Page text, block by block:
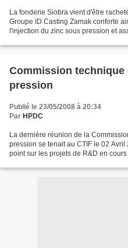
La fonderie Siobra vient d'être
Groupe ID Casting Zamak conforte
l'injection du zinc sous pression et
Commission
pression
Publié le 23/05/2008 à 20:34
Par HPDC
La dernière réunion de la
pression se tenait au CTIF le 02
point sur les projets de R&D en